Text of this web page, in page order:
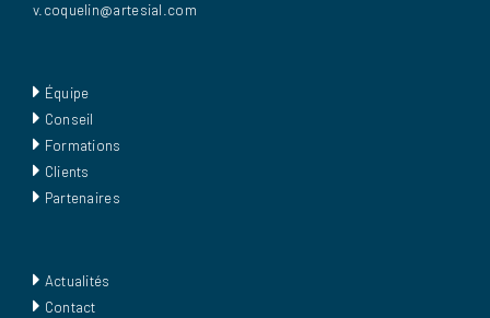
v.coquelin@artesial.com
Équipe
Conseil
Formations
Clients
Partenaires
Actualités
Contact